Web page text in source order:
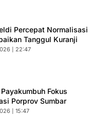
Percepat Normalisasi
Tanggul Kuranji
| 22:47
Fokus
Porprov Sumbar
| 15:47